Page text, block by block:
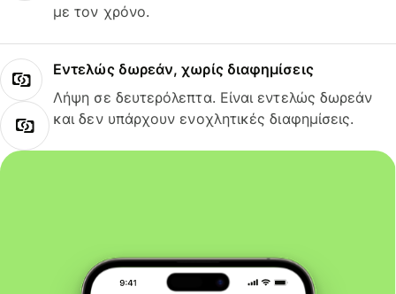
με τον χρόνο.
Εντελώς δωρεάν, χωρίς διαφημίσεις
Λήψη σε δευτερόλεπτα. Είναι εντελώς δωρεάν
και δεν υπάρχουν ενοχλητικές διαφημίσεις.